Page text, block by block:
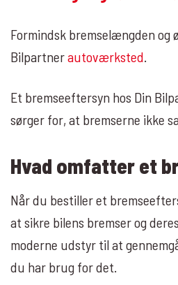
Formindsk bremselængden og
Bilpartnerautoværksted.
Et bremseeftersyn hos Din
sørger for, at bremserne ikke
Hvad omfatter et
Når du bestiller et
at sikre bilens bremser og
moderne udstyr til at
du har brug for det.